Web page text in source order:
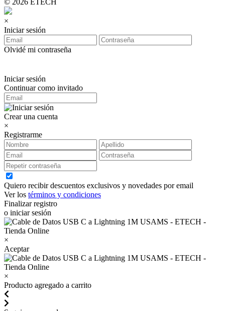
© 2026 ETECH
×
Iniciar sesión
Olvidé mi contraseña
Iniciar sesión
Continuar como invitado
Crear una cuenta
×
Registrarme
Quiero recibir descuentos exclusivos y novedades por email
Ver los términos y condiciones
Finalizar registro
o iniciar sesión
×
Aceptar
×
Producto agregado a carrito